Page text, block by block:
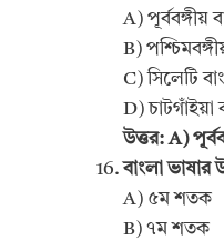
A) পূর্ববঙ্গীয়
B)
C) সিলেটি
D) চাটগাঁইয়া
উত্তর: A)
বাংলা
A) ৫ম শতক
B) ৭ম শতক